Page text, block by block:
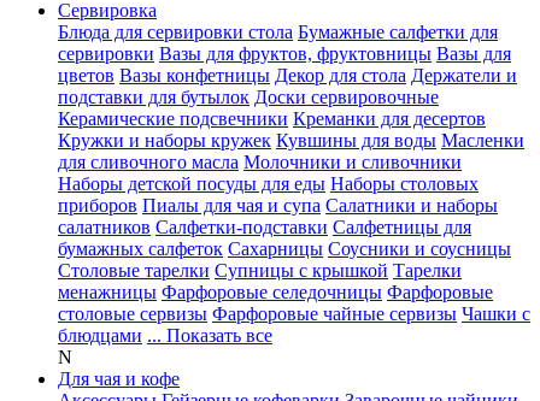
Сервировка
Блюда для сервировки стола Бумажные салфетки для
сервировки Вазы для фруктов, фруктовницы Вазы для
цветов Вазы конфетницы Декор для стола Держатели и
подставки для бутылок Доски сервировочные
Керамические подсвечники Креманки для десертов
Кружки и наборы кружек Кувшины для воды Масленки
для сливочного масла Молочники и сливочники
Наборы детской посуды для еды Наборы столовых
приборов Пиалы для чая и супа Салатники и наборы
салатников Салфетки-подставки Салфетницы для
бумажных салфеток Сахарницы Соусники и соусницы
Столовые тарелки Супницы с крышкой Тарелки
менажницы Фарфоровые селедочницы Фарфоровые
столовые сервизы Фарфоровые чайные сервизы Чашки с
блюдцами ... Показать все
N
Для чая и кофе